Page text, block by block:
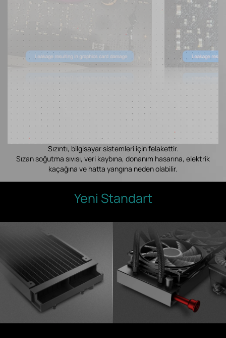
Sızıntı, bilgisayar sistemleri için felakettir.
Sızan soğutma sıvısı, veri kaybına, donanım hasarına, elektrik
kaçağına ve hatta yangına neden olabilir.
Yeni Standart